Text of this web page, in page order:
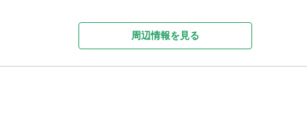
周辺情報を見る